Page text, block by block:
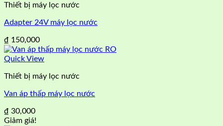
₫ 95,000.
Thiết bị máy lọc nước
Adapter 24V máy lọc nước
₫ 150,000
Quick View
Thiết bị máy lọc nước
Van áp thấp máy lọc nước
₫ 30,000
Giảm giá!